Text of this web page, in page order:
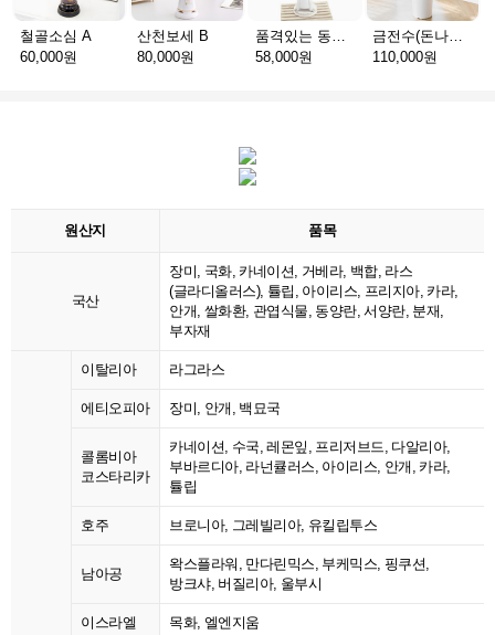
철골소심 A
60,000원
산천보세 B
80,000원
품격있는 동양란 A
58,000원
금전수(돈나무) G
110,000원
원산지 품목
국산
장미, 국화, 카네이션, 거베라, 백합, 라스
(글라디올러스), 튤립, 아이리스, 프리지아, 카라,
안개, 쌀화환, 관엽식물, 동양란, 서양란, 분재,
부자재
이탈리아 라그라스
에티오피아 장미, 안개, 백묘국
콜롬비아
코스타리카
카네이션, 수국, 레몬잎, 프리저브드, 다알리아,
부바르디아, 라넌큘러스, 아이리스, 안개, 카라,
튤립
호주 브로니아, 그레빌리아, 유킬립투스
남아공
왁스플라워, 만다린믹스, 부케믹스, 핑쿠션,
방크샤, 버질리아, 울부시
이스라엘 목화, 엘엔지움